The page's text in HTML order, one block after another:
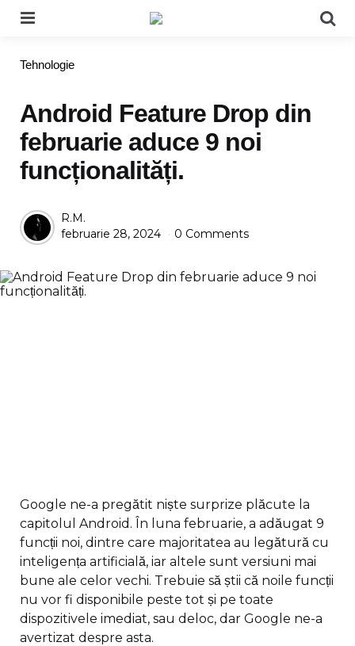
Categories
Tehnologie
Android Feature Drop din
februarie aduce 9 noi
funcționalități.
Posted
by
R.M.
februarie 28, 2024
0 Comments
Google ne-a pregătit niște surprize plăcute la
capitolul Android. În luna februarie, a adăugat 9
funcții noi, dintre care majoritatea au legătură cu
inteligența artificială, iar altele sunt versiuni mai
bune ale celor vechi. Trebuie să știi că noile funcții
nu vor fi disponibile peste tot și pe toate
dispozitivele imediat, sau deloc, dar Google ne-a
avertizat despre asta.